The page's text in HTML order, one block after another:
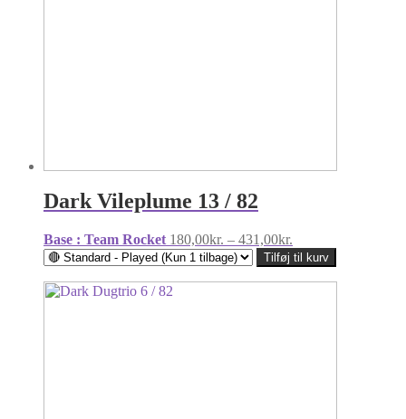
Dark Vileplume 13 / 82
Base : Team Rocket 180,00kr. – 431,00kr.
180,00kr.
til
431,00kr.
Tilføj til kurv